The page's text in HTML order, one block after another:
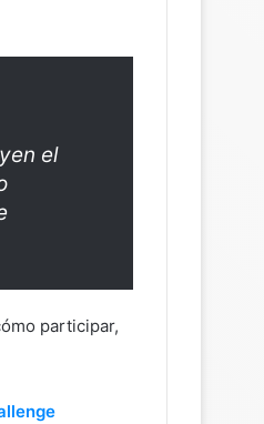
el
participar,